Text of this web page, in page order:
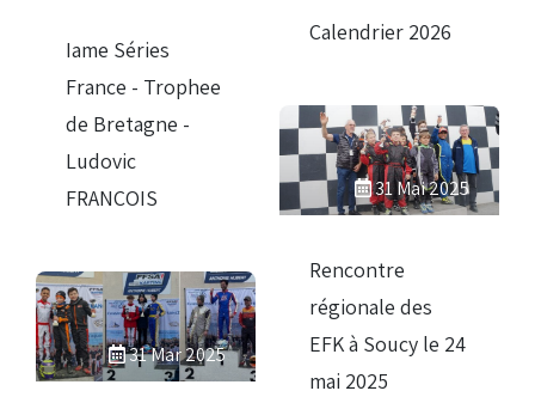
Calendrier 2026
Iame Séries
France - Trophee
de Bretagne -
Ludovic
FRANCOIS
31 Mai 2025
Rencontre
régionale des
EFK à Soucy le 24
mai 2025
31 Mar 2025
Homologation circuit